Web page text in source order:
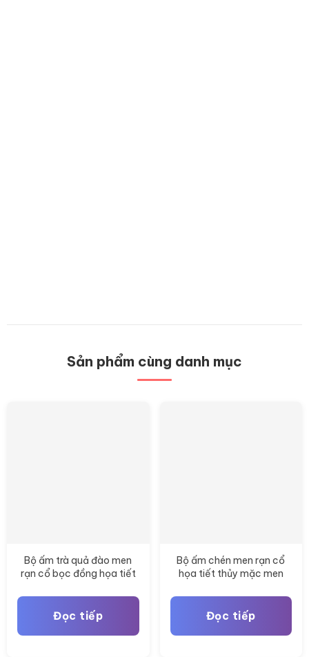
Sản phẩm cùng danh mục
Bộ ấm trà quả đào men
rạn cổ bọc đồng họa tiết
Đọc tiếp
Bộ ấm chén men rạn cổ
họa tiết thủy mặc men
Đọc tiếp